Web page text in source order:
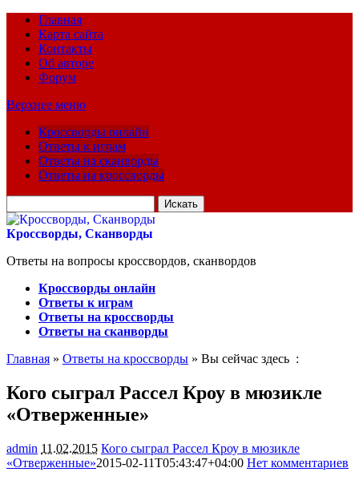
Главная
Карта сайта
Контакты
Об авторе
Форум
Верхнее меню
Кроссворды онлайн
Ответы к играм
Ответы на сканворды
Ответы на кроссворды
для:
Кроссворды, Сканворды
Ответы на вопросы кроссвордов, сканвордов
Кроссворды онлайн
Ответы к играм
Ответы на кроссворды
Ответы на сканворды
Главная » Ответы на кроссворды » Вы сейчас здесь :
Кого сыграл Рассел Кроу в мюзикле
«Отверженные»
admin 11.02.2015 Кого сыграл Рассел Кроу в мюзикле
«Отверженные»2015-02-11T05:43:47+04:00 Нет комментариев